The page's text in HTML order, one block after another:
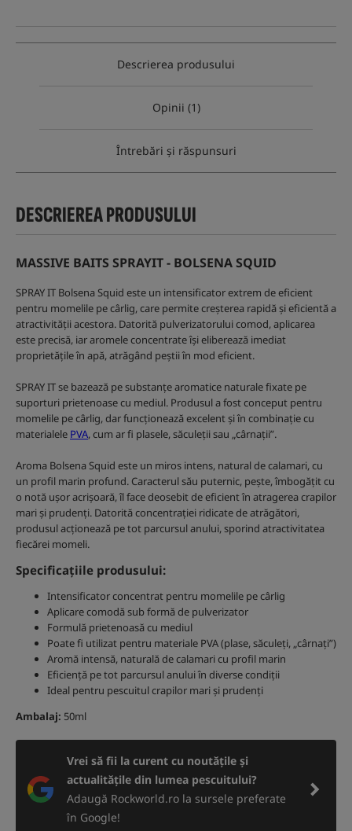
Descrierea produsului
Opinii (1)
Întrebări și răspunsuri
DESCRIEREA PRODUSULUI
MASSIVE BAITS SPRAYIT - BOLSENA SQUID
SPRAY IT Bolsena Squid este un intensificator extrem de eficient
pentru momelile pe cârlig, care permite creșterea rapidă și eficientă a
atractivității acestora. Datorită pulverizatorului comod, aplicarea
este precisă, iar aromele concentrate își eliberează imediat
proprietățile în apă, atrăgând peștii în mod eficient.
SPRAY IT se bazează pe substanțe aromatice naturale fixate pe
suporturi prietenoase cu mediul. Produsul a fost conceput pentru
momelile pe cârlig, dar funcționează excelent și în combinație cu
materialele PVA, cum ar fi plasele, săculeții sau „cârnații”.
Aroma Bolsena Squid este un miros intens, natural de calamari, cu
un profil marin profund. Caracterul său puternic, pește, îmbogățit cu
o notă ușor acrișoară, îl face deosebit de eficient în atragerea crapilor
mari și prudenți. Datorită concentrației ridicate de atrăgători,
produsul acționează pe tot parcursul anului, sporind atractivitatea
fiecărei momeli.
Specificațiile produsului:
Intensificator concentrat pentru momelile pe cârlig
Aplicare comodă sub formă de pulverizator
Formulă prietenoasă cu mediul
Poate fi utilizat pentru materiale PVA (plase, săculeți, „cârnați”)
Aromă intensă, naturală de calamari cu profil marin
Eficiență pe tot parcursul anului în diverse condiții
Ideal pentru pescuitul crapilor mari și prudenți
Ambalaj: 50ml
Vrei să fii la curent cu noutățile și
actualitățile din lumea pescuitului?
Adaugă Rockworld.ro la sursele preferate
în Google!